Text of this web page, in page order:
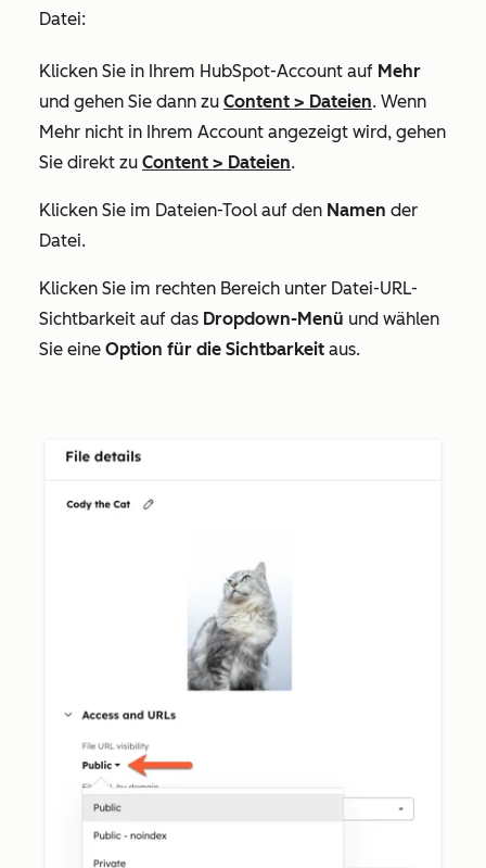
Datei:
Klicken Sie in Ihrem HubSpot-Account auf Mehr
und gehen Sie dann zu Content > Dateien. Wenn
Mehr nicht in Ihrem Account angezeigt wird, gehen
Sie direkt zu Content > Dateien.
Klicken Sie im Dateien-Tool auf den Namen der
Datei.
Klicken Sie im rechten Bereich unter Datei-URL-
Sichtbarkeit auf das Dropdown-Menü und wählen
Sie eine Option für die Sichtbarkeit aus.